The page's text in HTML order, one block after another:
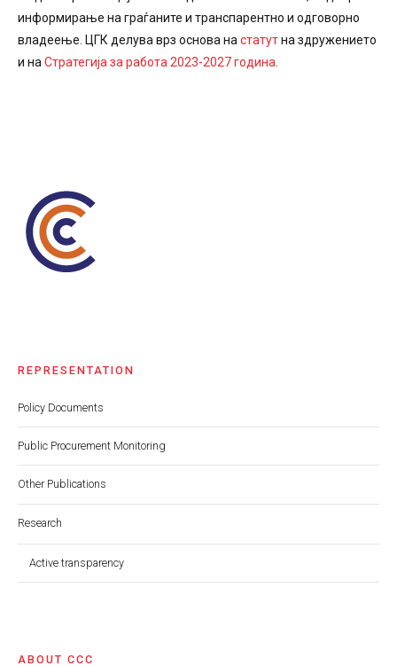
информирање на граѓаните и транспарентно и одговорно
владеење. ЦГК делува врз основа на статутна здружението
и на Стратегија за работа 2023-2027 година
REPRESENTATION
Policy Documents
Public Procurement Monitoring
Other Publications
Research
Active transparency
ABOUT CCC